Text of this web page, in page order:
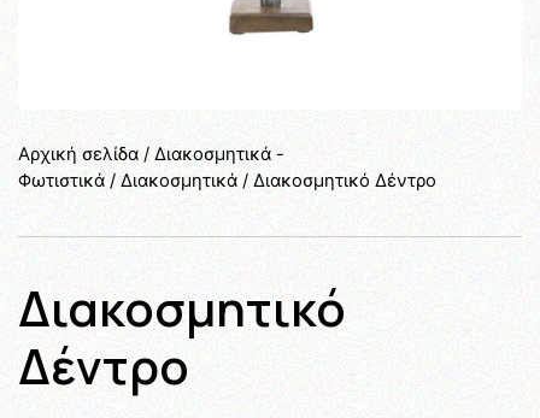
Αρχική σελίδα/Διακοσμητικά -
Φωτιστικά /Διακοσμητικά/ Διακοσμητικό Δέντρο
Διακοσμητικό
Δέντρο